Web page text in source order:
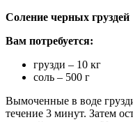
Соление черных груздей
Вам потребуется:
грузди – 10 кг
соль – 500 г
Вымоченные в воде
течение 3 минут. Затем